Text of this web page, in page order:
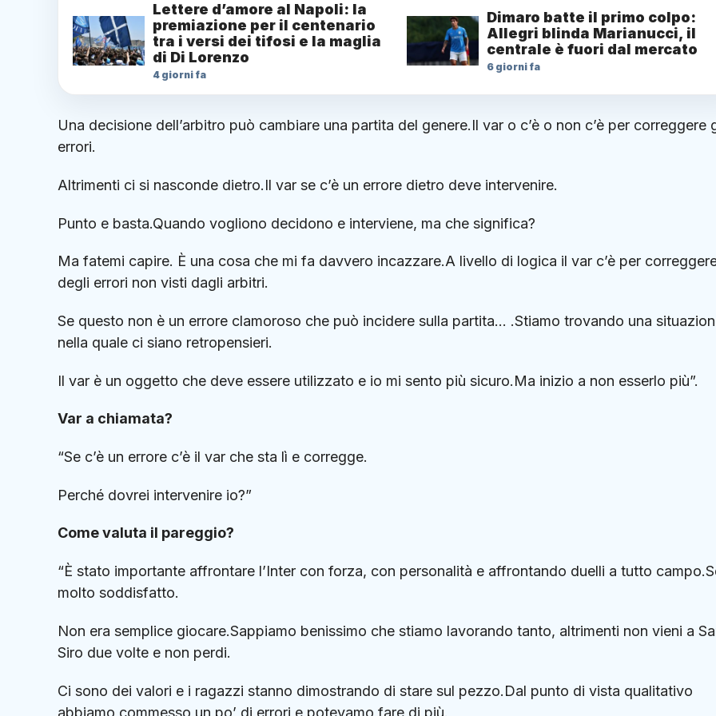
Lettere d’amore al Napoli: la
premiazione per il centenario
tra i versi dei tifosi e la maglia
di Di Lorenzo
4 giorni fa
Dimaro batte il primo colpo:
Allegri blinda Marianucci, il
centrale è fuori dal mercato
6 giorni fa
Una decisione dell’arbitro può cambiare una partita del genere.Il var o c’è o non c’è per correggere
errori.
Altrimenti ci si nasconde dietro.Il var se c’è un errore dietro deve intervenire.
Punto e basta.Quando vogliono decidono e interviene, ma che significa?
Ma fatemi capire. È una cosa che mi fa davvero incazzare.A livello di logica il var c’è per
degli errori non visti dagli arbitri.
Se questo non è un errore clamoroso che può incidere sulla partita… .Stiamo trovando una
nella quale ci siano retropensieri.
Il var è un oggetto che deve essere utilizzato e io mi sento più sicuro.Ma inizio a non esserlo più”.
Var a chiamata?
“Se c’è un errore c’è il var che sta lì e corregge.
Perché dovrei intervenire io?”
Come valuta il pareggio?
“È stato importante affrontare l’Inter con forza, con personalità e affrontando duelli a tutto
molto soddisfatto.
Non era semplice giocare.Sappiamo benissimo che stiamo lavorando tanto, altrimenti non vieni a
Siro due volte e non perdi.
Ci sono dei valori e i ragazzi stanno dimostrando di stare sul pezzo.Dal punto di vista qualitativo
abbiamo commesso un po’ di errori e potevamo fare di più.